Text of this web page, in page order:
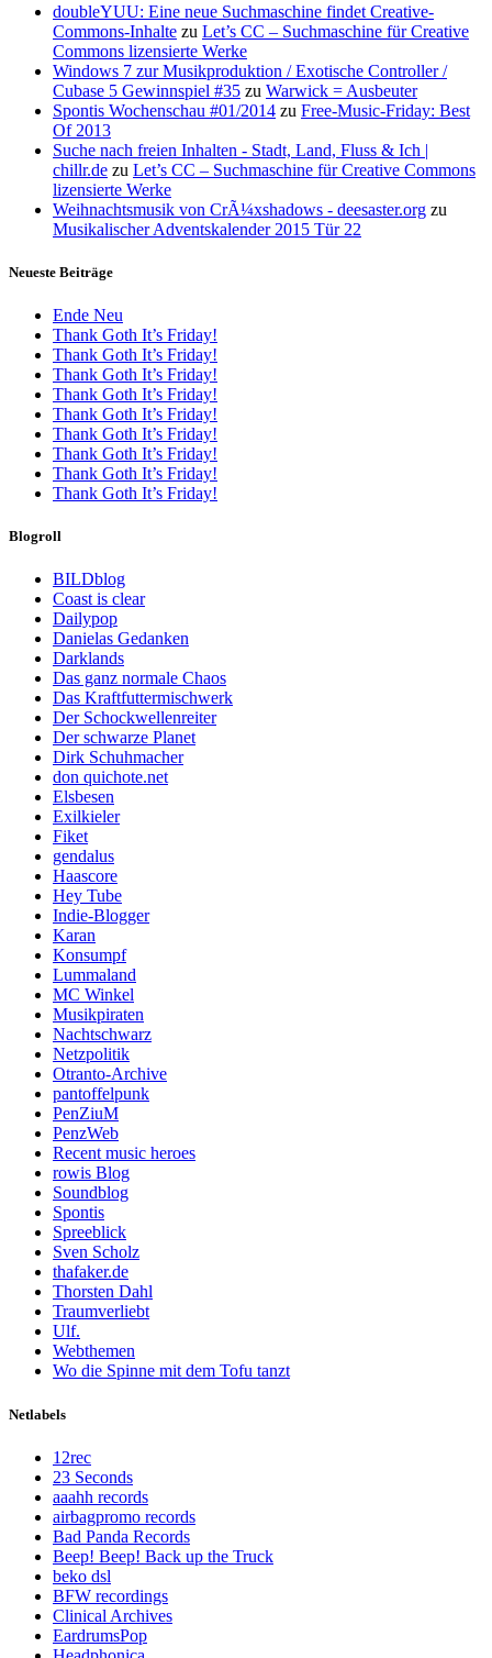
doubleYUU: Eine neue Suchmaschine findet Creative-
Commons-Inhalte zu Let’s CC – Suchmaschine für Creative
Commons lizensierte Werke
Windows 7 zur Musikproduktion / Exotische Controller /
Cubase 5 Gewinnspiel #35 zu Warwick = Ausbeuter
Spontis Wochenschau #01/2014 zu Free-Music-Friday: Best
Of 2013
Suche nach freien Inhalten - Stadt, Land, Fluss & Ich |
chillr.de zu Let’s CC – Suchmaschine für Creative Commons
lizensierte Werke
Weihnachtsmusik von CrÃ¼xshadows - deesaster.org zu
Musikalischer Adventskalender 2015 Tür 22
Neueste Beiträge
Ende Neu
Thank Goth It’s Friday!
Thank Goth It’s Friday!
Thank Goth It’s Friday!
Thank Goth It’s Friday!
Thank Goth It’s Friday!
Thank Goth It’s Friday!
Thank Goth It’s Friday!
Thank Goth It’s Friday!
Thank Goth It’s Friday!
Blogroll
BILDblog
Coast is clear
Dailypop
Danielas Gedanken
Darklands
Das ganz normale Chaos
Das Kraftfuttermischwerk
Der Schockwellenreiter
Der schwarze Planet
Dirk Schuhmacher
don quichote.net
Elsbesen
Exilkieler
Fiket
gendalus
Haascore
Hey Tube
Indie-Blogger
Karan
Konsumpf
Lummaland
MC Winkel
Musikpiraten
Nachtschwarz
Netzpolitik
Otranto-Archive
pantoffelpunk
PenZiuM
PenzWeb
Recent music heroes
rowis Blog
Soundblog
Spontis
Spreeblick
Sven Scholz
thafaker.de
Thorsten Dahl
Traumverliebt
Ulf.
Webthemen
Wo die Spinne mit dem Tofu tanzt
Netlabels
12rec
23 Seconds
aaahh records
airbagpromo records
Bad Panda Records
Beep! Beep! Back up the Truck
beko dsl
BFW recordings
Clinical Archives
EardrumsPop